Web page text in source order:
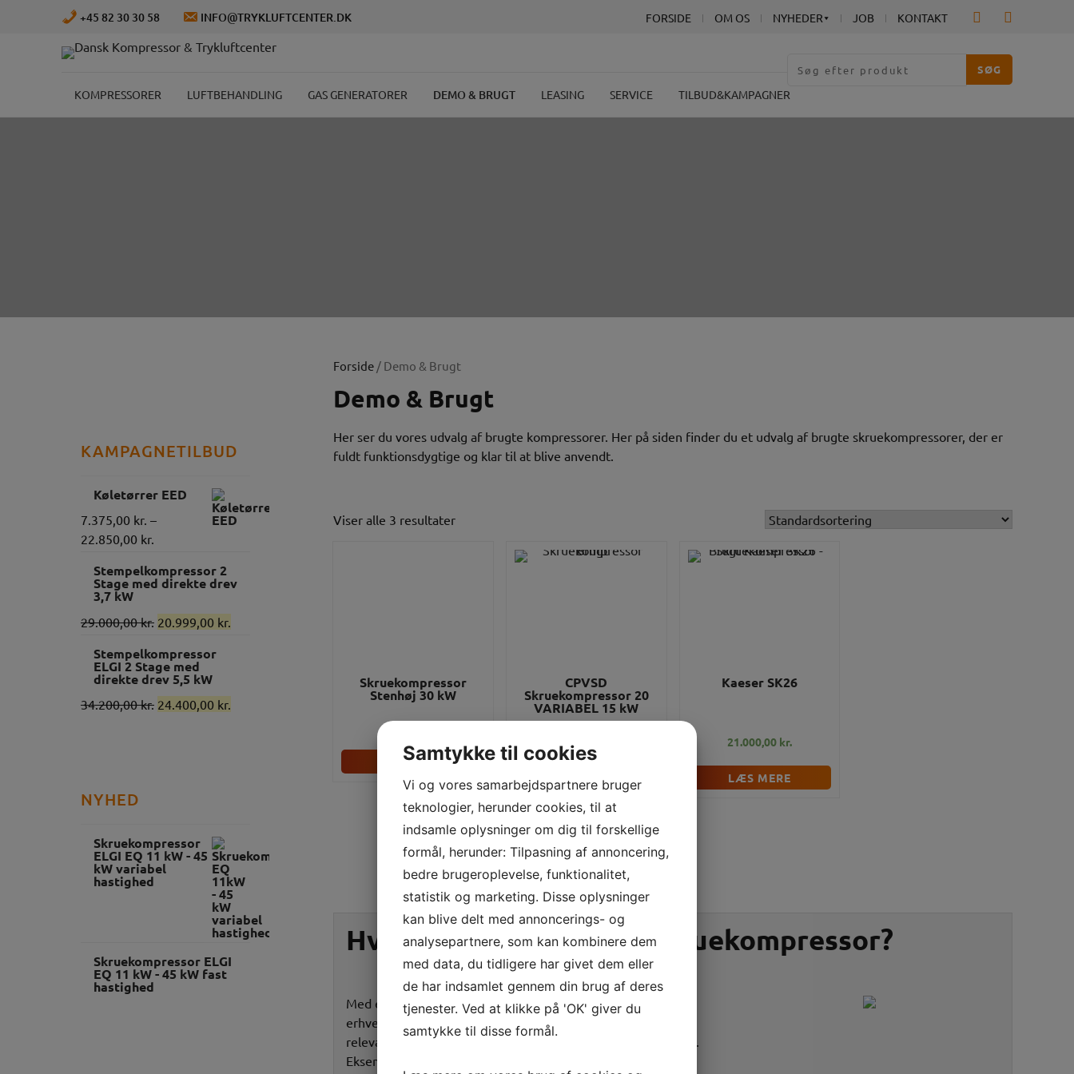
+45 82 30 30 58 INFO@TRYKLUFTCENTER.DK FORSIDE OM OS NYHEDER JOB KONTAKT
efter:
KOMPRESSORER LUFTBEHANDLING GAS GENERATORER DEMO & BRUGT LEASING SERVICE TILBUD&KAMPAGNER
Forside / Demo & Brugt
Demo & Brugt
Her ser du vores udvalg af brugte kompressorer. Her på siden finder du et udvalg af brugte skruekompressorer, der er
fuldt funktionsdygtige og klar til at blive anvendt.
Viser alle 3 resultater
Skruekompressor
Stenhøj 30 kW
LÆS MERE
CPVSD
Skruekompressor 20
VARIABEL 15 kW
LÆS MERE
Kaeser SK26
21.000,00 kr.
LÆS MERE
Hvorfor købe en brugt skruekompressor?
Med en brugt skruekompressor får du en mulighed for at
erhverve den til en lavere anskaffelsespris. Dog kan der være
relevante overvejelser ved at købe en brugt skruekompressor.
Eksempelvis hvordan tilstanden er? eller hvor ofte den skal
KAMPAGNETILBUD
Køletørrer EED
7.375,00 kr. –
22.850,00 kr.
Stempelkompressor 2
Stage med direkte drev
3,7 kW
29.000,00kr. 20.999,00 kr.
Stempelkompressor
ELGI 2 Stage med
direkte drev 5,5 kW
34.200,00kr. 24.400,00 kr.
NYHED
Skruekompressor
ELGI EQ 11 kW - 45
kW variabel
hastighed
Skruekompressor ELGI
EQ 11 kW - 45 kW fast
hastighed
Samtykke til cookies
Vi og vores samarbejdspartnere bruger
teknologier, herunder cookies, til at
indsamle oplysninger om dig til forskellige
formål, herunder: Tilpasning af annoncering,
bedre brugeroplevelse, funktionalitet,
statistik og marketing. Disse oplysninger
kan blive delt med annoncerings- og
analysepartnere, som kan kombinere dem
med data, du tidligere har givet dem eller
de har indsamlet gennem din brug af deres
tjenester. Ved at klikke på 'OK' giver du
samtykke til disse formål.